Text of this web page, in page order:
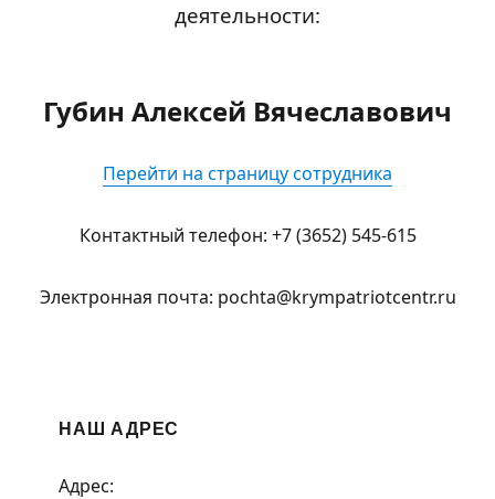
деятельности:
Губин Алексей Вячеславович
Перейти на страницу сотрудника
Контактный телефон: +7 (3652) 545-615
Электронная почта: pochta@krympatriotcentr.ru
НАШ АДРЕС
Адрес: